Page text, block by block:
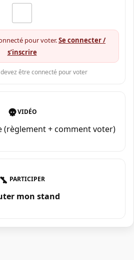
pour voter.Se connecter /
s’inscrire
devez être connecté pour voter
VIDÉO
(règlement + comment voter)
PARTICIPER
mon stand